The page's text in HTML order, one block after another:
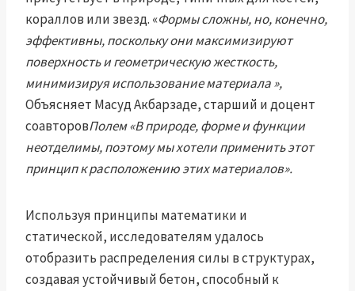
кораллов или звезд. «Формы сложны, но, конечно,
эффективны, поскольку они максимизируют
поверхность и геометрическую жесткость,
минимизируя использование материала »,
Объясняет Масуд Акбарзаде, старший и доцент
соавторовПолем «В природе, форме и функции
неотделимы, поэтому мы хотели применить этот
принцип к расположению этих материалов».
Используя принципы математики и
статической, исследователям удалось
отобразить распределения силы в структурах,
создавая устойчивый бетон, способный к